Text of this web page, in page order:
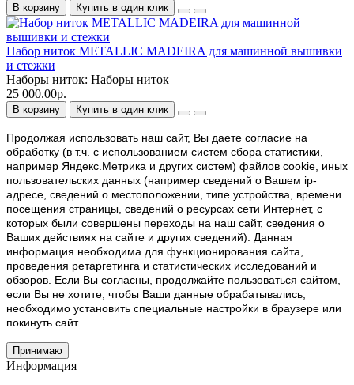
В корзину Купить в один клик
Набор ниток METALLIC MADEIRA для машинной вышивки
и стежки
Наборы ниток: Наборы ниток
25 000.00р.
В корзину Купить в один клик
Продолжая использовать наш cайт, Вы даете согласие на
обработку (в т.ч. с использованием систем сбора статистики,
например Яндекс.Метрика и других систем) файлов cookie, иных
пользовательских данных (например сведений о Вашем ip-
адресе, сведений о местоположении, типе устройства, времени
посещения страницы, сведений о ресурсах сети Интернет, с
которых были совершены переходы на наш сайт, сведения о
Ваших действиях на сайте и других сведений). Данная
информация необходима для функционирования сайта,
проведения ретаргетинга и статистических исследований и
обзоров. Если Вы согласны, продолжайте пользоваться сайтом,
если Вы не хотите, чтобы Ваши данные обрабатывались,
необходимо установить специальные настройки в браузере или
покинуть сайт.
Принимаю
Информация